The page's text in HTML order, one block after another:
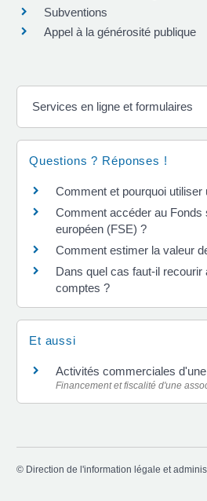
Subventions
Appel à la générosité publique
Services en ligne et formulaires
Questions ? Réponses !
Comment et pourquoi utiliser
Comment accéder au Fonds
européen (FSE) ?
Comment estimer la valeur
Dans quel cas faut-il
comptes ?
Et aussi
Activités commerciales
Financement et fiscalité d'une
© Direction de l'information légale et